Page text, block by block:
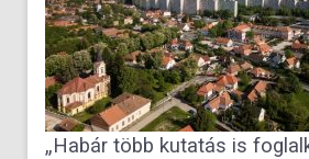
„Habár több kutatás is